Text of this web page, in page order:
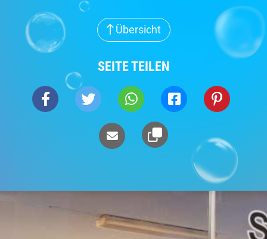
Übersicht
SEITE TEILEN